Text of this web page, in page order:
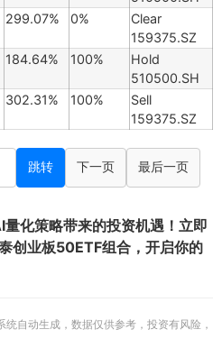
299.07% 0%
Clear
159375.SZ
184.64% 100%
Hold
510500.SH
302.31% 100%
Sell
159375.SZ
跳转 下一页 最后一页
化策略带来的投资机遇！立即
创业板50ETF组合，开启你的
自动生成，数据仅供参考，投资有风险，